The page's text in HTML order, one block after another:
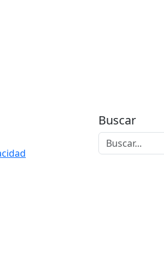
Buscar